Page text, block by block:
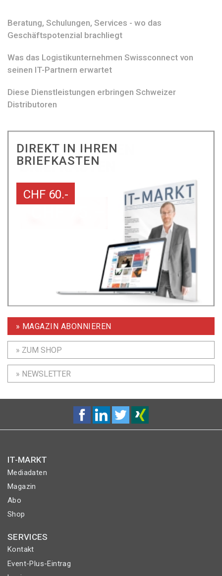
Beratung, Schulungen, Services - wo das
Geschäftspotenzial brachliegt
Was das Logistikunternehmen Swissconnect von
seinen IT-Partnern erwartet
Diese Dienstleistungen erbringen Schweizer
Distributoren
DIREKT IN IHREN
BRIEFKASTEN
CHF 60.-
» MAGAZIN ABONNIEREN
» ZUM SHOP
» NEWSLETTER
IT-MARKT
Mediadaten
Magazin
Abo
Shop
SERVICES
Kontakt
Event-Plus-Eintrag